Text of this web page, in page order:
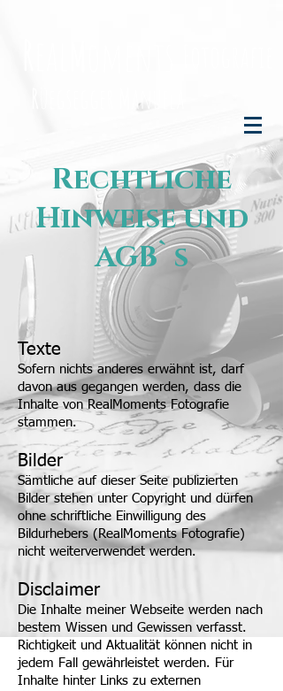
anuela
Rechtliche
Hinweise und
AGB`s
Texte
Sofern nichts anderes erwähnt ist, darf
davon aus gegangen werden, dass die
Inhalte von RealMoments Fotografie
stammen.
Bilder
Sämtliche auf dieser Seite publizierten
Bilder stehen unter Copyright und dürfen
ohne schriftliche Einwilligung des
Bildurhebers (RealMoments Fotografie)
nicht weiterverwendet werden.
Disclaimer
Die Inhalte meiner Webseite werden nach
bestem Wissen und Gewissen verfasst.
Richtigkeit und Aktualität können nicht in
jedem Fall gewährleistet werden. Für
Inhalte hinter Links zu externen